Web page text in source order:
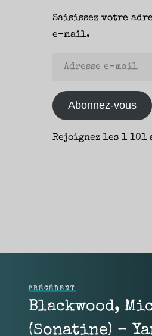
Saisissez votre
e-mail.
Adresse
mail
Abonnez-vous
Rejoignez les 1 101
PRÉCÉDENT
Blackwood,
(Sonatine) –